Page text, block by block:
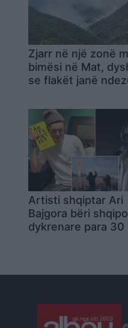
Zjarr në një zonë
bimësi në Mat,
se flakët janë
Artisti shqiptar Ari
Bajgora bëri
dykrenare para 30